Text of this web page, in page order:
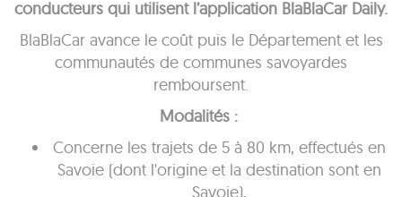
conducteurs qui utilisent l’application BlaBlaCar Daily.
BlaBlaCar avance le coût puis le Département et les
communautés de communes savoyardes
remboursent.
Modalités :
Concerne les trajets de 5 à 80 km, effectués en
Savoie (dont l'origine et la destination sont en
Savoie),